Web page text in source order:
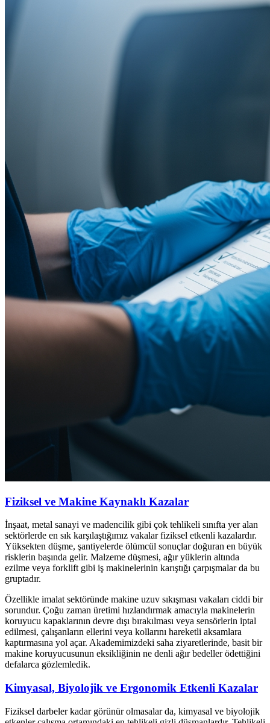
Fiziksel ve Makine Kaynaklı Kazalar
İnşaat, metal sanayi ve madencilik gibi çok tehlikeli sınıfta yer alan
sektörlerde en sık karşılaştığımız vakalar fiziksel etkenli kazalardır.
Yüksekten düşme, şantiyelerde ölümcül sonuçlar doğuran en büyük
risklerin başında gelir. Malzeme düşmesi, ağır yüklerin altında
ezilme veya forklift gibi iş makinelerinin karıştığı çarpışmalar da bu
gruptadır.
Özellikle imalat sektöründe makine uzuv sıkışması vakaları ciddi bir
sorundur. Çoğu zaman üretimi hızlandırmak amacıyla makinelerin
koruyucu kapaklarının devre dışı bırakılması veya sensörlerin iptal
edilmesi, çalışanların ellerini veya kollarını hareketli aksamlara
kaptırmasına yol açar. Akademimizdeki saha ziyaretlerinde, basit bir
makine koruyucusunun eksikliğinin ne denli ağır bedeller ödettiğini
defalarca gözlemledik.
Kimyasal, Biyolojik ve Ergonomik Etkenli Kazalar
Fiziksel darbeler kadar görünür olmasalar da, kimyasal ve biyolojik